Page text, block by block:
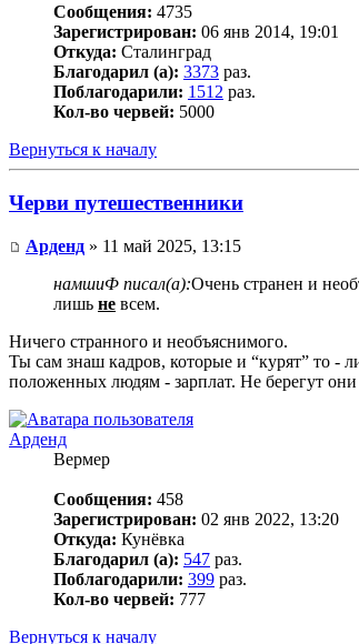
Сообщения: 4735
Зарегистрирован: 06 янв 2014, 19:01
Откуда: Сталинград
Благодарил (а): 3373 раз.
Поблагодарили: 1512 раз.
Кол-во червей: 5000
Вернуться к началу
Черви путешественники
Арденд » 11 май 2025, 13:15
намшиФ писал(а):Очень странен и
лишь не всем.
Ничего странного и необъяснимого.
Ты сам знаш кадров, которые и “курят” то -
положенных людям - зарплат. Не берегут они
Арденд
Вермер
Сообщения: 458
Зарегистрирован: 02 янв 2022, 13:20
Откуда: Кунёвка
Благодарил (а): 547 раз.
Поблагодарили: 399 раз.
Кол-во червей: 777
Вернуться к началу